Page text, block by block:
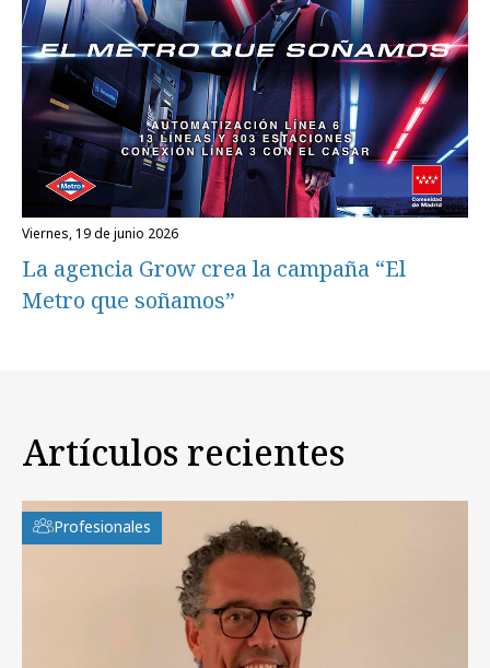
viernes, 19 de junio 2026
La agencia Grow crea la campaña “El
Metro que soñamos”
Artículos recientes
Profesionales